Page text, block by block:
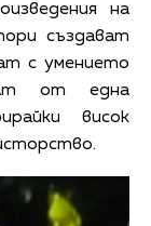
на
създават
с умението
от една
висок